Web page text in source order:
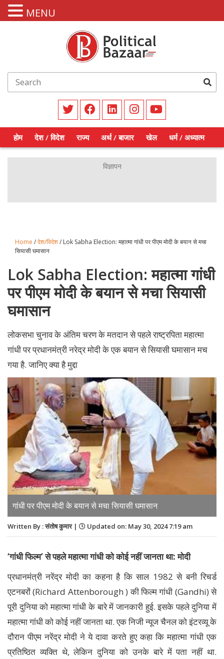
होम देश / विदेश राज्य अर्थ / बाजार खेल धर्म / अध्यात्म
Home /देश/विदेश/ Lok Sabha Election: महात्मा गांधी पर पीएम मोदी के बयान से मचा
सियासी घमासान
Lok Sabha Election: महात्मा गांधी
पर पीएम मोदी के बयान से मचा सियासी
घमासान
लोकसभा चुनाव के अंतिम चरण के मतदान से पहले राष्ट्रपिता महात्मा
गांधी पर प्रधानमंत्री नरेद्र मोदी के एक बयान से सियासी घमासान मच
गया है. जानिए क्या है मुद्दा
गांधी पर पीएम मोदी के बयान से मचा सियासी घमासान
Written By : संतोष कुमार | Updated on: May 30, 2024 7:19 am
‘गांधी फिल्म’ से पहले महात्मा गांधी को कोई नहीं जानता था: मोदी
प्रधानमंत्री नरेंद्र मोदी का कहना है कि साल 1982 से बनी रिचर्ड
एटनबरों (Richard Attenborough ) की फिल्म गांधी (Gandhi) से
पूरी दुनिया को महात्मा गांधी के बारे में जानकारी हुई. इसके पहले दुनिया में
महात्मा गांधी को कोई नहीं जानता था. एक निजी न्यूज चैनल को इंटरव्यू के
दौरान पीएम नरेंद्र मोदी ने ये दावा करते हुए कहा कि महात्मा गांधी एक
प्रतिष्ठित व्यक्ति थे, लेकिन दुनिया को उनके बारे में पता नहीं था.
MENU